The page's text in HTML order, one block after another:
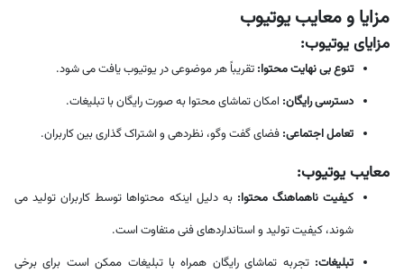
مزایا و معایب یوتیوب
مزایای یوتیوب:
تنوع بی نهایت محتوا: تقریباً هر موضوعی در یوتیوب یافت می شود.
دسترسی رایگان: امکان تماشای محتوا به صورت رایگان با تبلیغات.
تعامل اجتماعی: فضای گفت وگو، نظردهی و اشتراک گذاری بین کاربران.
معایب یوتیوب:
کیفیت ناهماهنگ محتوا:به دلیل اینکه محتواها توسط کاربران تولید می
شوند، کیفیت تولید و استانداردهای فنی متفاوت است.
تبلیغات:تجربه تماشای رایگان همراه با تبلیغات ممکن است برای برخی